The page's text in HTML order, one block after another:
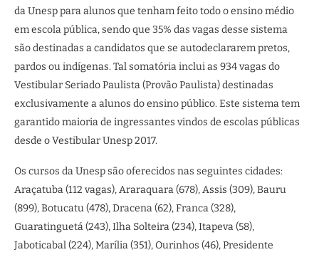
da Unesp para alunos que tenham feito todo o ensino médio
em escola pública, sendo que 35% das vagas desse sistema
são destinadas a candidatos que se autodeclararem pretos,
pardos ou indígenas. Tal somatória inclui as 934 vagas do
Vestibular Seriado Paulista (Provão Paulista) destinadas
exclusivamente a alunos do ensino público. Este sistema tem
garantido maioria de ingressantes vindos de escolas públicas
desde o Vestibular Unesp 2017.
Os cursos da Unesp são oferecidos nas seguintes cidades:
Araçatuba (112 vagas), Araraquara (678), Assis (309), Bauru
(899), Botucatu (478), Dracena (62), Franca (328),
Guaratinguetá (243), Ilha Solteira (234), Itapeva (58),
Jaboticabal (224), Marília (351), Ourinhos (46), Presidente